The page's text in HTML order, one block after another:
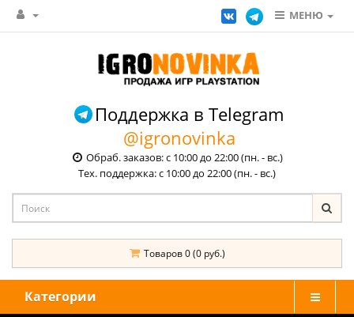
МЕНЮ
Поддержка в Telegram
@igronovinka
Обраб. заказов: с 10:00 до 22:00 (пн. - вс.)
Тех. поддержка: с 10:00 до 22:00 (пн. - вс.)
Товаров 0 (0 руб.)
Категории